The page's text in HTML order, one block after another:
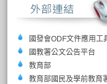
國發會ODF文件應用工
國教署公文公告平台
教育部
教育部國民及學前教育